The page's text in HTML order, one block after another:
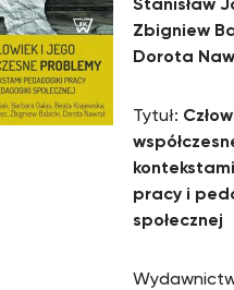
Stanisław
Zbigniew
Dorota
Tytuł:
pracy i
społecznej